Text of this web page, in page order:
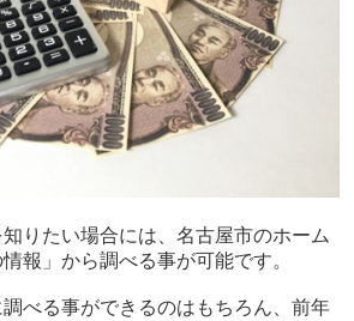
りたい場合には、名古屋市のホーム
報」から調べる事が可能です。
べる事ができるのはもちろん、前年